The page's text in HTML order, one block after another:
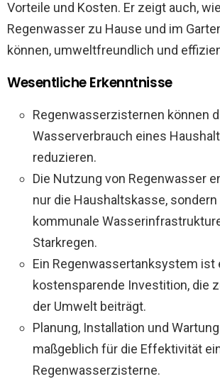
Vorteile und Kosten. Er zeigt auch,
Regenwasser zu Hause und im
können, umweltfreundlich und
Wesentliche Erkenntnisse
Regenwasserzisternen können
Wasserverbrauch eines
reduzieren.
Die Nutzung von Regenwasser
nur die Haushaltskasse, sondern
kommunale
Starkregen.
Ein Regenwassertanksystem ist
kostensparende Investition, die
der Umwelt beiträgt.
Planung, Installation und
maßgeblich für die Effektivität
Regenwasserzisterne.